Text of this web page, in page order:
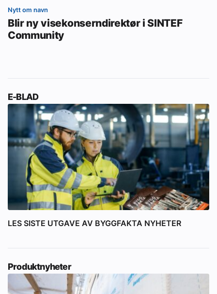
Nytt om navn
Blir ny visekonserndirektør i SINTEF
Community
E-BLAD
LES SISTE UTGAVE AV BYGGFAKTA NYHETER
Produktnyheter